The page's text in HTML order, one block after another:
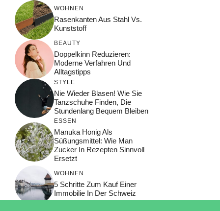
WOHNEN
Rasenkanten Aus Stahl Vs.
Kunststoff
BEAUTY
Doppelkinn Reduzieren:
Moderne Verfahren Und
Alltagstipps
STYLE
Nie Wieder Blasen! Wie Sie
Tanzschuhe Finden, Die
Stundenlang Bequem Bleiben
ESSEN
Manuka Honig Als
Süßungsmittel: Wie Man
Zucker In Rezepten Sinnvoll
Ersetzt
WOHNEN
5 Schritte Zum Kauf Einer
Immobilie In Der Schweiz